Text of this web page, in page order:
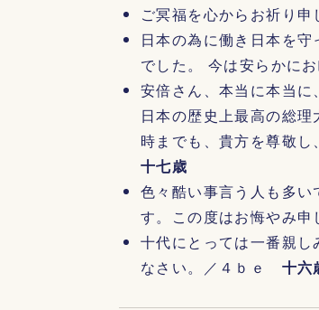
ご冥福を心からお祈り
日本の為に働き日本を
でした。 今は安らかに
安倍さん、本当に本当
日本の歴史上最高の総
時までも、貴方を尊敬
十七歳
色々酷い事言う人も多
す。この度はお悔やみ
十代にとっては一番親
なさい。／４ｂｅ 十六